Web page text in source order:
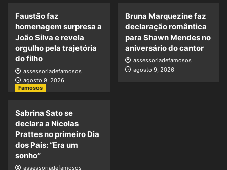
Faustão faz
homenagem surpresa a
João Silva e revela
orgulho pela trajetória
do filho
assessoriadefamosos
agosto 9, 2026
Bruna Marquezine faz
declaração romântica
para Shawn Mendes no
aniversário do cantor
assessoriadefamosos
agosto 9, 2026
Famosos
Sabrina Sato se
declara a Nicolas
Prattes no primeiro Dia
dos Pais: “Era um
sonho”
assessoriadefamosos